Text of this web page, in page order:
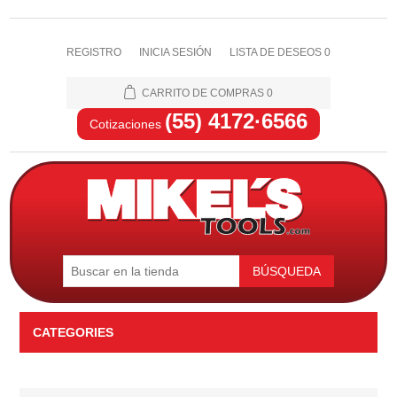
REGISTRO INICIA SESIÓN LISTA DE DESEOS 0
CARRITO DE COMPRAS 0
Cotizaciones (55) 4172·6566
BÚSQUEDA
CATEGORIES